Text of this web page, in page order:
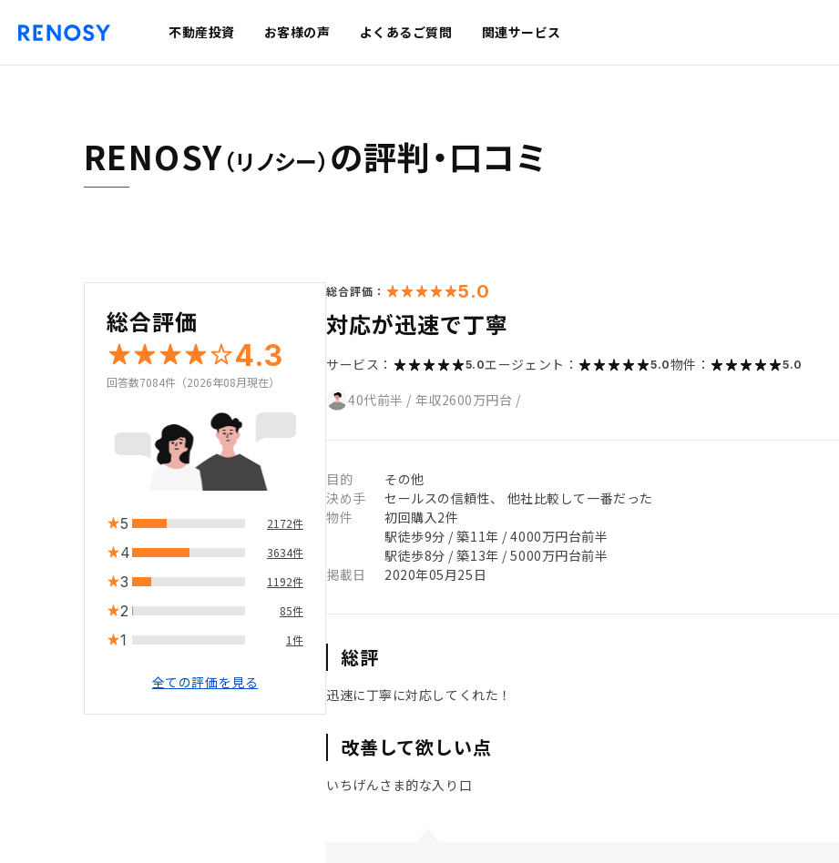
不動産投資 お客様の声 よくあるご質問 関連サービス
RENOSY（リノシー） の評判・口コミ
総合評価
4.3
回答数7084件（2026年08月現在）
5 2172件
4 3634件
3 1192件
2 85件
1 1件
全ての評価を見る
総合評価： 5.0
対応が迅速で丁寧
サービス： 5.0エージェント： 5.0物件： 5.0
40代前半 / 年収2600万円台 /
目的
その他
決め手
セールスの信頼性、 他社比較して一番だった
物件
初回購入2件
駅徒歩9分 / 築11年 / 4000万円台前半
駅徒歩8分 / 築13年 / 5000万円台前半
掲載日
2020年05月25日
総評
迅速に丁寧に対応してくれた！
改善して欲しい点
いちげんさま的な入り口